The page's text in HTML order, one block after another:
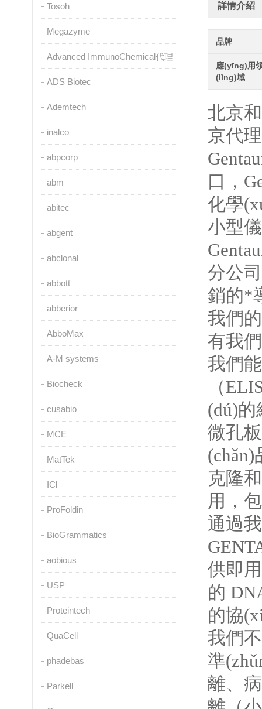
Tosoh
Megazyme
Advanced ImmunoChemical代理
ADS Biotec
Ademtech
inalco
abpcorp
abm
abitec
abgent
abclonal
abbott
abberior
AbboMax
A-M systems
Biocheck
cusabio
MCE
MatTek
ICl
ProFoldin
BioGrammatics
aobious
USP
Proteintech
QuaCell
phadebas
Parkell
詳情介紹
品牌
應(yīng)用
(lǐng)域
北京
京代理
口，
化學
小型
分公
銷的*
我們
有我們
我們
（
(dú)
微孔
克隆和
用
通過我
供即用
的
的協
我們
準
離、